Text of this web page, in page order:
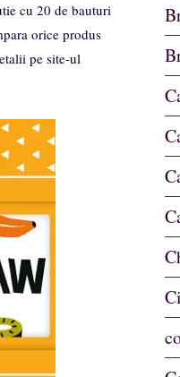
cu 20 de bauturi
orice produs
pe site-ul